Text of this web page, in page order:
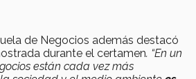
de Negocios además destacó
durante el certamen. “En un
están cada vez más